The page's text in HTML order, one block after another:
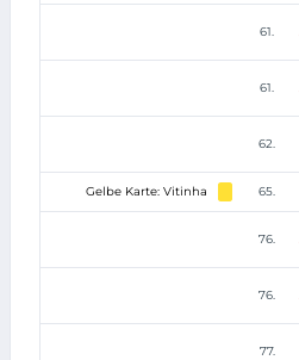
61.
61.
62.
Gelbe Karte: Vitinha 65.
76.
76.
77.